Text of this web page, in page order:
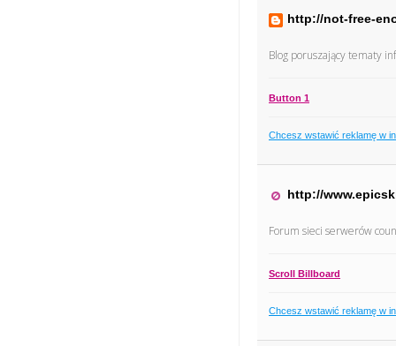
http://not-free-
Blog poruszający tematy
Button 1
Chcesz wstawić reklamę w
http://
Forum sieci serwerów
Scroll Billboard
Chcesz wstawić reklamę w